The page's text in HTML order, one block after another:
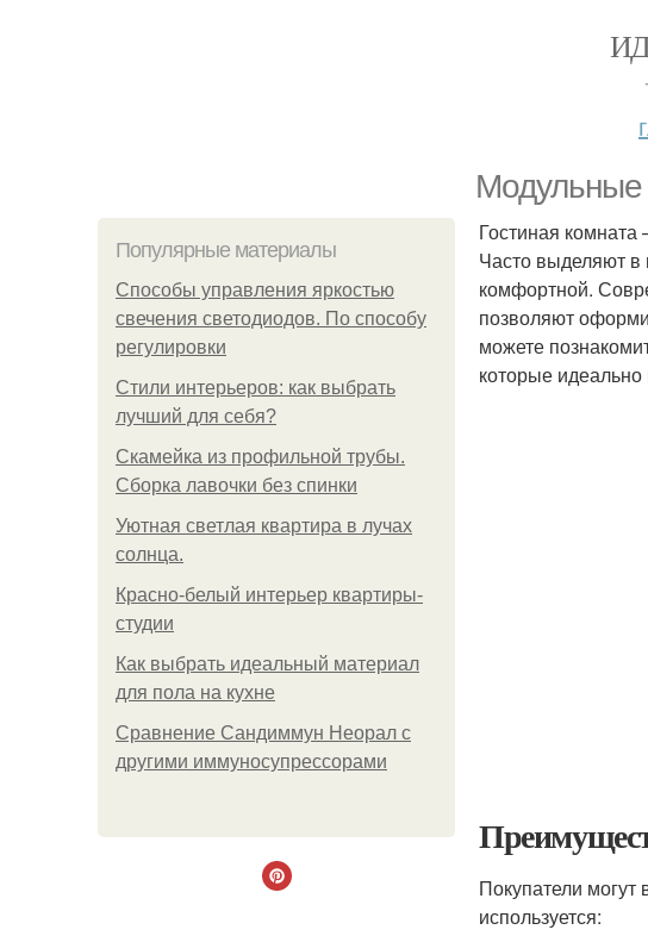
Модульные
Популярные материалы
Способы управления яркостью
свечения светодиодов. По способу
регулировки
Стили интерьеров: как выбрать
лучший для себя?
Скамейка из профильной трубы.
Сборка лавочки без спинки
Уютная светлая квартира в лучах
солнца.
Красно-белый интерьер квартиры-
студии
Как выбрать идеальный материал
для пола на кухне
Сравнение Сандиммун Неорал с
другими иммуносупрессорами
Гостиная
Часто выделяют в
комфортной.
позволяют
можете
которые
Покупатели
используется: